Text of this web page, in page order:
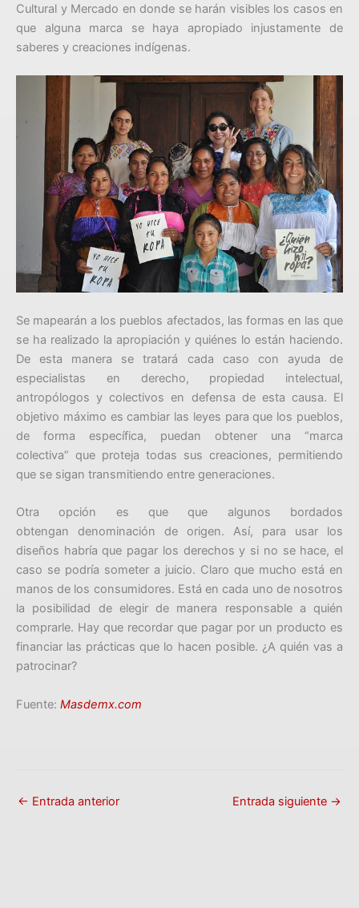
Cultural y Mercado en donde se harán visibles los casos en
que alguna marca se haya apropiado injustamente de
saberes y creaciones indígenas.
Se mapearán a los pueblos afectados, las formas en las que
se ha realizado la apropiación y quiénes lo están haciendo.
De esta manera se tratará cada caso con ayuda de
especialistas en derecho, propiedad intelectual,
antropólogos y colectivos en defensa de esta causa. El
objetivo máximo es cambiar las leyes para que los pueblos,
de forma específica, puedan obtener una “marca
colectiva” que proteja todas sus creaciones, permitiendo
que se sigan transmitiendo entre generaciones.
Otra opción es que que algunos bordados
obtengan denominación de origen. Así, para usar los
diseños habría que pagar los derechos y si no se hace, el
caso se podría someter a juicio. Claro que mucho está en
manos de los consumidores. Está en cada uno de nosotros
la posibilidad de elegir de manera responsable a quién
comprarle. Hay que recordar que pagar por un producto es
financiar las prácticas que lo hacen posible. ¿A quién vas a
patrocinar?
Fuente: Masdemx.com
← Entrada anterior Entrada siguiente →